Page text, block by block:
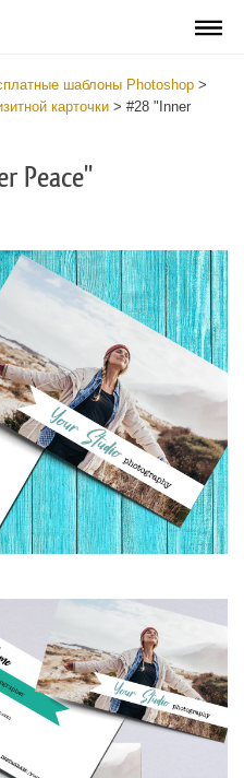
шаблоны Photoshop >
карточки > #28 "Inner
Peace"
Вариант